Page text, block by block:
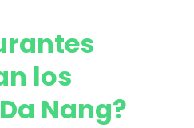
los
Nang?